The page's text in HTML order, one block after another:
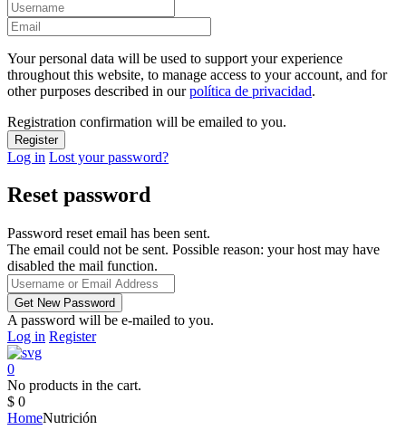
Your personal data will be used to support your experience
throughout this website, to manage access to your account, and for
other purposes described in ourpolítica de privacidad.
Registration confirmation will be emailed to you.
Log in Lost your password?
Reset password
Password reset email has been sent.
The email could not be sent. Possible reason: your host may have
disabled the mail function.
A password will be e-mailed to you.
Log in Register
0
No products in the cart.
$ 0
HomeNutrición